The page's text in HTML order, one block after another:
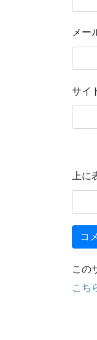
メー
サイ
上
この
こち